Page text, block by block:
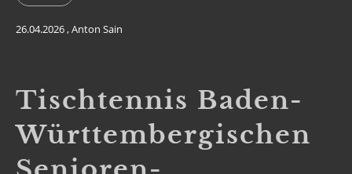
26.04.2026 , Anton Sain
Tischtennis Baden-
Württembergischen